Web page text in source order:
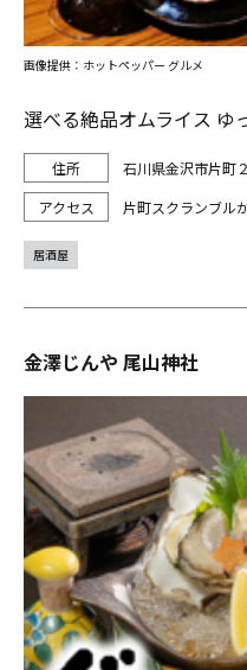
選べる絶品オムライス ゆ
石川県金沢市片
片町スクランブル
画像提供：ホットペッパー グルメ
居酒屋
金澤じんや 尾山神社